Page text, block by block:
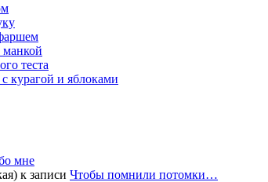
манкой
теста
курагой и яблоками
мне
к записи Чтобы помнили потомки…